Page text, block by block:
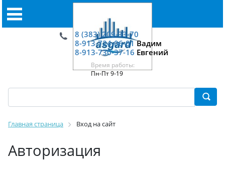
8 (383) 209-33-70
8-913-724-06-01Вадим
8-913-730-37-16 Евгений
Время работы:
Пн-Пт 9-19
Главная страница Вход на сайт
Авторизация